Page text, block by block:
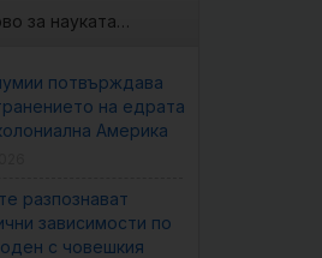
за науката…
потвърждава
на едрата
Америка
разпознават
зависимости по
с човешкия